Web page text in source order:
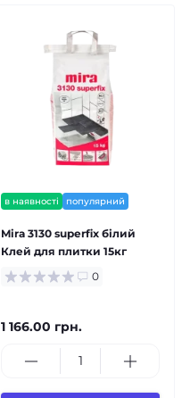
в наявності популярний
Mira 3130 superfix білий
Клей для плитки 15кг
0
1 166.00 грн.